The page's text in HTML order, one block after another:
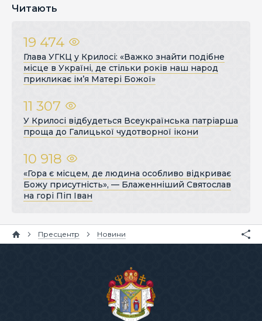
Читають
19 474
Глава УГКЦ у Крилосі: «Важко знайти подібне
місце в Україні, де стільки років наш народ
прикликає ім’я Матері Божої»
11 307
У Крилосі відбудеться Всеукраїнська патріарша
проща до Галицької чудотворної ікони
10 918
«Гора є місцем, де людина особливо відкриває
Божу присутність», — Блаженніший Святослав
на горі Піп Іван
Пресцентр Новини